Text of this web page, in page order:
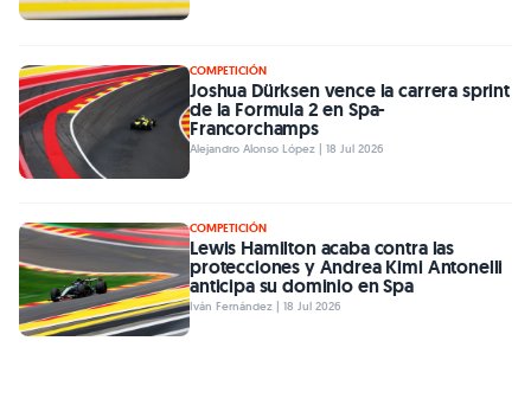
COMPETICIÓN
Joshua Dürksen vence la carrera sprint
de la Formula 2 en Spa-
Francorchamps
Alejandro Alonso López | 18 Jul 2026
COMPETICIÓN
Lewis Hamilton acaba contra las
protecciones y Andrea Kimi Antonelli
anticipa su dominio en Spa
Iván Fernández | 18 Jul 2026